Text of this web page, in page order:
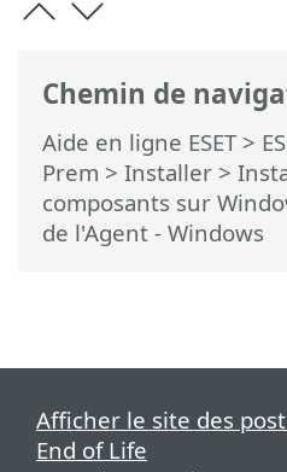
Chemin de
Aide en ligne ESET>
Prem > Installer >
composants sur
de l'Agent - Windows
Afficher le site des
End of Life